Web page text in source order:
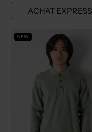
ACHAT EXPRESS
NEW